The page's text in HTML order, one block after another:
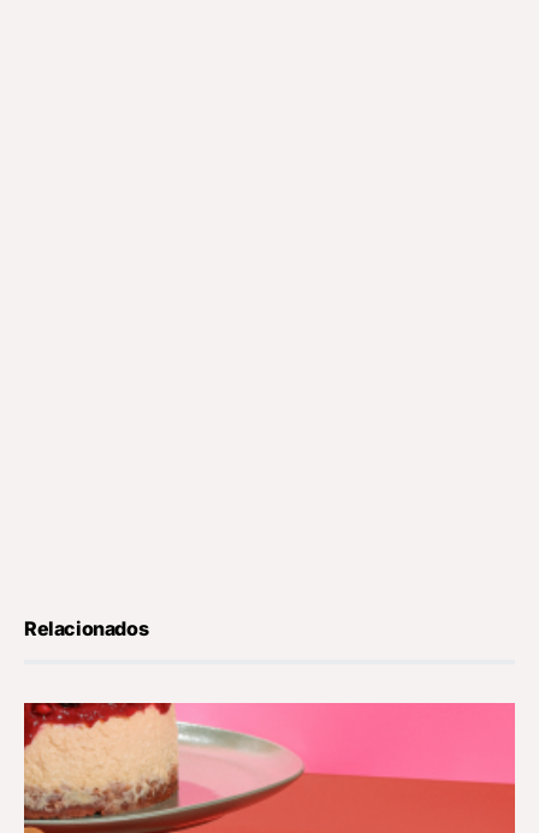
Relacionados